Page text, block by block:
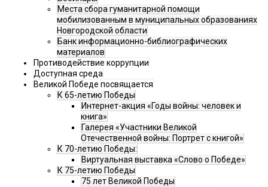
Места сбора гуманитарной помощи
мобилизованным в муниципальных образованиях
Новгородской области
Банк информационно-библиографических
материалов
Противодействие коррупции
Доступная среда
Великой Победе посвящается
К 65-летию Победы
Интернет-акция «Годы войны: человек и
книга»
Галерея «Участники Великой
Отечественной войны: Портрет с книгой»
К 70-летию Победы:
Виртуальная выставка «Слово о Победе»
К 75-летию Победы
75 лет Великой Победы